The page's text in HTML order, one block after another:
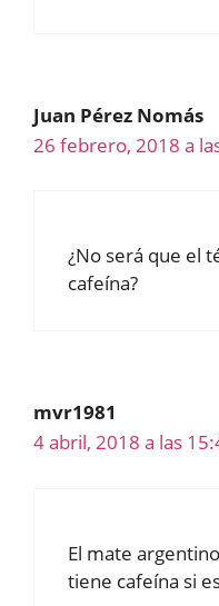
Juan Pérez Nomás
26 febrero, 2018 a
¿No será que el
cafeína?
mvr1981
4 abril, 2018 a las
El mate
tiene cafeína si